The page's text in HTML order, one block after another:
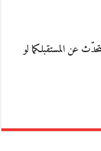
عن المستقبلكما لو